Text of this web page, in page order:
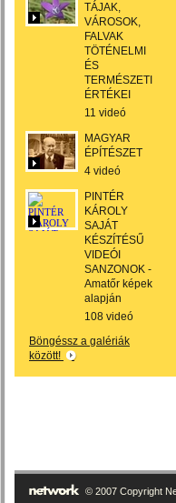
TÁJAK,
VÁROSOK,
FALVAK
TÖTÉNELMI
ÉS
TERMÉSZETI
ÉRTÉKEI
11 videó
MAGYAR
ÉPÍTÉSZET
4 videó
PINTÉR
KÁROLY
SAJÁT
KÉSZÍTÉSŰ
VIDEÓI
SANZONOK -
Amatőr képek
alapján
108 videó
Böngéssz a galériák
között!
© 2007 Copyright